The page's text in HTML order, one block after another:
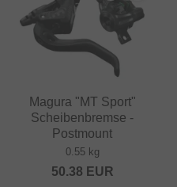
Magura "MT Sport"
Scheibenbremse -
Postmount
0.55 kg
50.38 EUR